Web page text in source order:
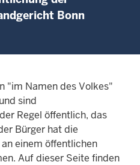
Bonn
"im Namen des Volkes"
sind
Regel öffentlich, das
Bürger hat die
einem öffentlichen
Auf dieser Seite finden